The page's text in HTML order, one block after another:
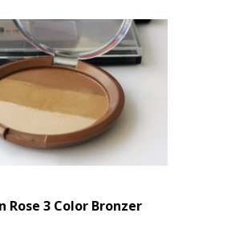
Rose 3 Color Bronzer